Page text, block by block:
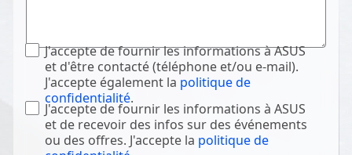
J'accepte de fournir les informations à ASUS
et d'être contacté (téléphone et/ou e-mail).
J'accepte également la politique de
confidentialité.
J'accepte de fournir les informations à ASUS
et de recevoir des infos sur des événements
ou des offres. J'accepte la politique de